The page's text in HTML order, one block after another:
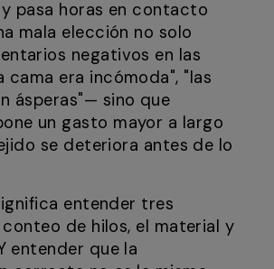
pasa horas en contacto
mala elección no solo
negativos en las
cama era incómoda", "las
ásperas"— sino que
un gasto mayor a largo
se deteriora antes de lo
entender tres
conteo de hilos, el material y
entender que la